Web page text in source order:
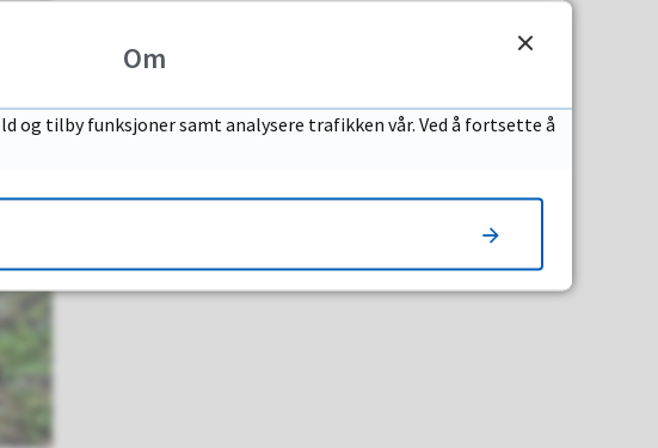
Om
og tilby funksjoner samt analysere trafikken vår. Ved å fortsette å